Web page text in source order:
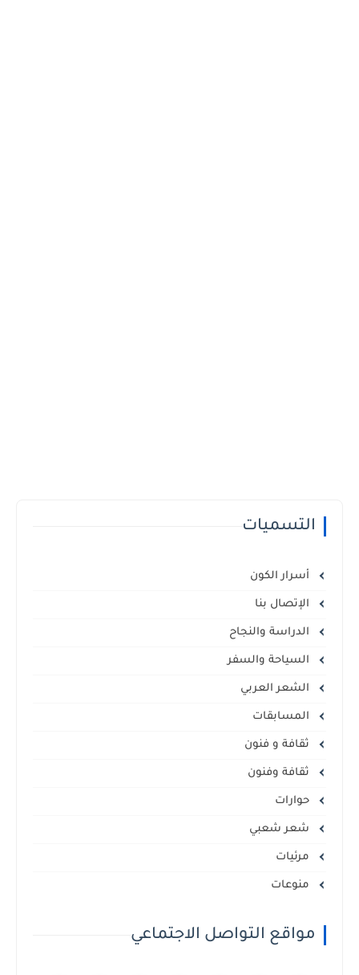
التسميات
أسرار الكون
الإتصال بنا
الدراسة والنجاح
السياحة والسفر
الشعر العربي
المسابقات
ثقافة و فنون
ثقافة وفنون
حوارات
شعر شعبي
مرئيات
منوعات
مواقع التواصل الاجتماعي